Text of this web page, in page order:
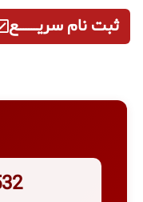
ثبت نام سریــــــــــــع